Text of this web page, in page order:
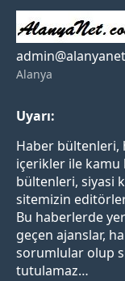
Alanya
Uyarı:
Haber bültenleri,
içerikler ile kamu
bültenleri, siyasi
sitemizin
Bu haberlerde
geçen ajanslar,
sorumlular olup
tutulamaz…